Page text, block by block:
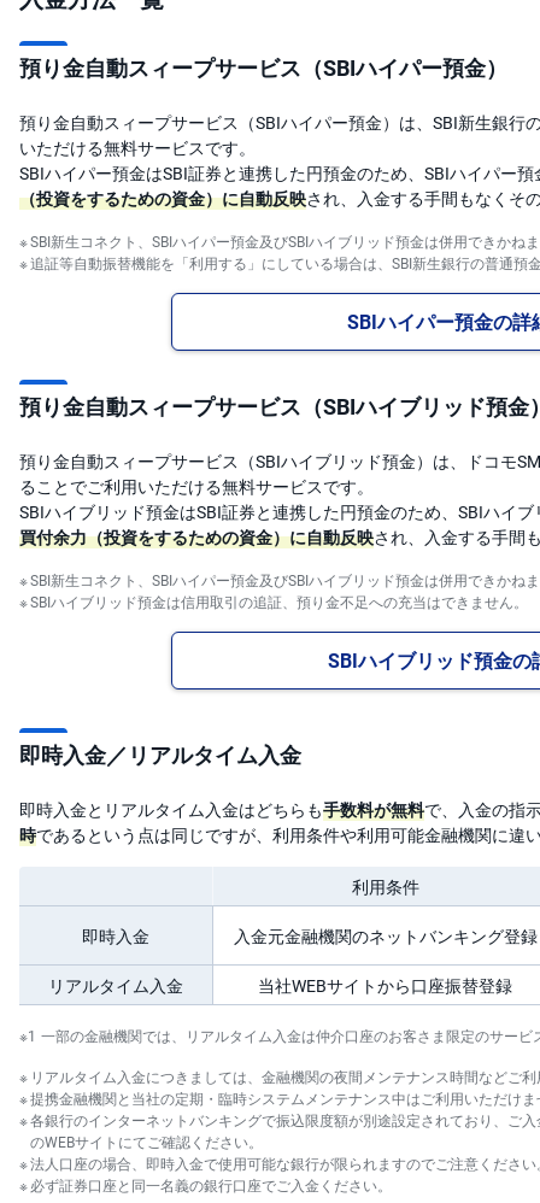
建
M
F
NE
取
引
所
C
F
D(
り
っ
く
店
頭
D
S
T(
セ
キ
ュ
リ
)
BI
ラ
ッ
ド
(R
O
O
R
O
)
i
D
e
預り金自動スィープサービス（SBIハイパー預金）
預り金自動スィープサービス（SBIハイパー預金）は、SBI新生銀行
いただける無料サービスです。
SBIハイパー預金はSBI証券と連携した円預金のため、SBIハイパー
（投資をするための資金）に自動反映され、入金する手間もなくそ
SBI新生コネクト、SBIハイパー預金及びSBIハイブリッド預金は併用できかね
追証等自動振替機能を「利用する」にしている場合は、SBI新生銀行の普通
SBIハイパー預金の詳
預り金自動スィープサービス（SBIハイブリッド預金
預り金自動スィープサービス（SBIハイブリッド預金）は、ドコモ
ることでご利用いただける無料サービスです。
SBIハイブリッド預金はSBI証券と連携した円預金のため、SBIハイ
買付余力（投資をするための資金）に自動反映され、入金する手間
SBI新生コネクト、SBIハイパー預金及びSBIハイブリッド預金は併用できかね
SBIハイブリッド預金は信用取引の追証、預り金不足への充当はできません。
SBIハイブリッド預金の
即時入金／リアルタイム入金
即時入金とリアルタイム入金はどちらも手数料が無料で、入金の指
時であるという点は同じですが、利用条件や利用可能金融機関に違
利用条件
即時入金 入金元金融機関のネットバンキング登録
リアルタイム入金 当社WEBサイトから口座振替登録
一部の金融機関では、リアルタイム入金は仲介口座のお客さま限定のサービ
リアルタイム入金につきましては、金融機関の夜間メンテナンス時間などご
提携金融機関と当社の定期・臨時システムメンテナンス中はご利用いただけ
各銀行のインターネットバンキングで振込限度額が別途設定されており、ご
のWEBサイトにてご確認ください。
法人口座の場合、即時入金で使用可能な銀行が限られますのでご注意ください
必ず証券口座と同一名義の銀行口座でご入金ください。